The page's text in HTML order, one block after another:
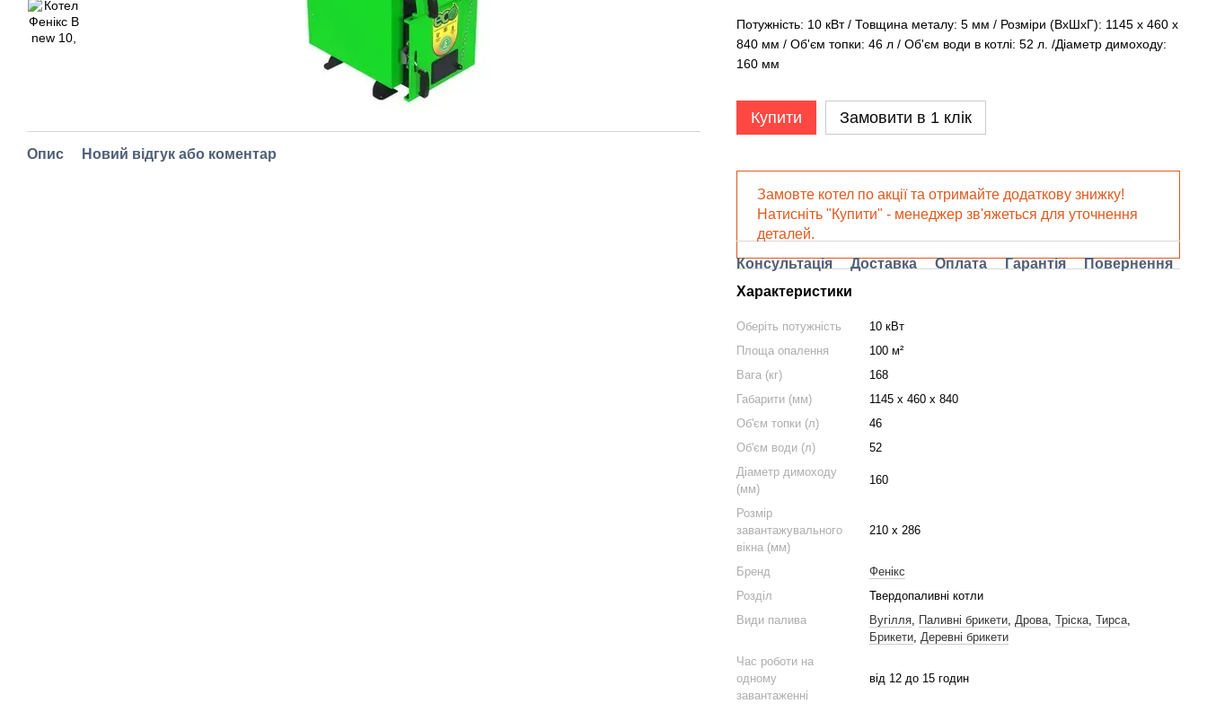
Опис Новий відгук або коментар
Потужність: 10 кВт / Товщина металу: 5 мм / Розміри (ВхШхГ): 1145 х 460 х
840 мм / Об'єм топки: 46 л / Об'єм води в котлі: 52 л. /Діаметр димоходу:
160 мм
Купити Замовити в 1 клік
Замовте котел по акції та отримайте додаткову знижку!
Натисніть "Купити" - менеджер зв'яжеться для уточнення
деталей.
Консультація
Доставка Оплата Гарантія
Повернення
Характеристики
Оберіть потужність
10 кВт
Площа опалення
100 м²
Вага (кг)
168
Габарити (мм)
1145 х 460 х 840
Об'єм топки (л)
46
Об'єм води (л)
52
Діаметр димоходу
(мм)
160
Розмір
завантажувального
вікна (мм)
210 х 286
Бренд
Фенікс
Розділ
Твердопаливні котли
Види палива
Вугілля, Паливні брикети,Дрова,Тріска,Тирса,
Брикети,Деревні брикети
Час роботи на
одному
завантаженні
від 12 до 15 годин